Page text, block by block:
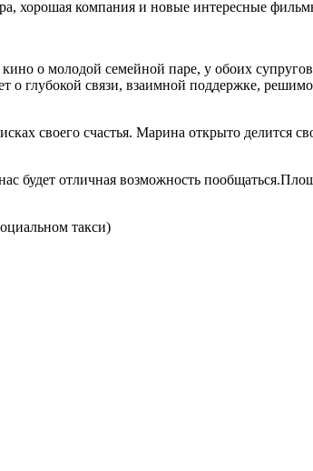
хорошая компания и новые интересные
о молодой семейной паре, у обоих
о глубокой связи, взаимной поддержке,
своего счастья. Марина открыто делится
будет отличная возможность
такси)